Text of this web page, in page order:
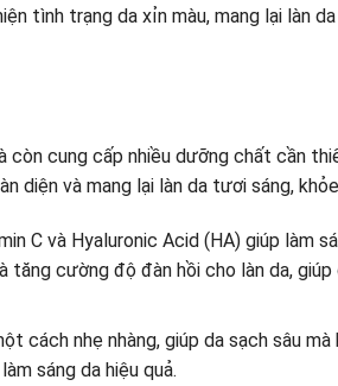
tình trạng da xỉn màu, mang lại làn da
còn cung cấp nhiều dưỡng chất cần
diện và mang lại làn da tươi sáng,
C và Hyaluronic Acid (HA) giúp làm
cường độ đàn hồi cho làn da, giúp
cách nhẹ nhàng, giúp da sạch sâu
sáng da hiệu quả.